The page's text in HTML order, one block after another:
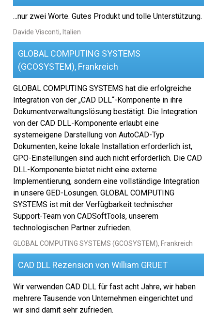
...nur zwei Worte. Gutes Produkt und tolle Unterstützung.
Davide Visconti, Italien
GLOBAL COMPUTING SYSTEMS
(GCOSYSTEM), Frankreich
GLOBAL COMPUTING SYSTEMS hat die erfolgreiche
Integration von der „CAD DLL“-Komponente in ihre
Dokumentverwaltungslösung bestätigt. Die Integration
von der CAD DLL-Komponente erlaubt eine
systemeigene Darstellung von AutoCAD-Typ
Dokumenten, keine lokale Installation erforderlich ist,
GPO-Einstellungen sind auch nicht erforderlich. Die CAD
DLL-Komponente bietet nicht eine externe
Implementierung, sondern eine vollständige Integration
in unsere GED-Lösungen. GLOBAL COMPUTING
SYSTEMS ist mit der Verfügbarkeit technischer
Support-Team von CADSoftTools, unserem
technologischen Partner zufrieden.
GLOBAL COMPUTING SYSTEMS (GCOSYSTEM), Frankreich
CAD DLL Rezension von William GRUET
Wir verwenden CAD DLL für fast acht Jahre, wir haben
mehrere Tausende von Unternehmen eingerichtet und
wir sind damit sehr zufrieden.